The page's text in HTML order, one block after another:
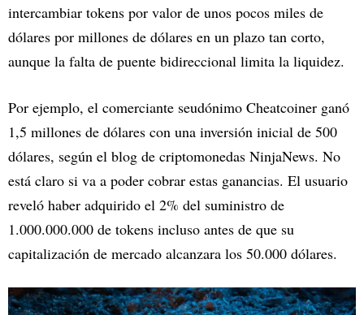
intercambiar tokens por valor de unos pocos miles de
dólares por millones de dólares en un plazo tan corto,
aunque la falta de puente bidireccional limita la liquidez.
Por ejemplo, el comerciante seudónimo Cheatcoiner ganó
1,5 millones de dólares con una inversión inicial de 500
dólares, según el blog de criptomonedas NinjaNews. No
está claro si va a poder cobrar estas ganancias. El usuario
reveló haber adquirido el 2% del suministro de
1.000.000.000 de tokens incluso antes de que su
capitalización de mercado alcanzara los 50.000 dólares.